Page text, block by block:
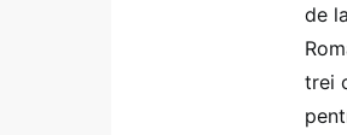
de
trei